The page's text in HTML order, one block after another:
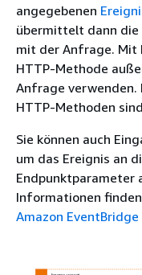
angegebenen
übermittelt dann die
mit der Anfrage. Mit
HTTP-Methode
Anfrage
HTTP-Methoden
Sie können auch
um das Ereignis an
Endpunktparameter
Informationen
Amazon